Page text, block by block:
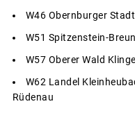
W46 Obernburger
W51 Spitzenstein-
W57 Oberer Wald
W62 Landel
Rüdenau